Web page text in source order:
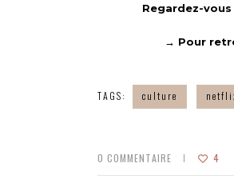
Regardez-vous
→ Pour
TAGS: culture
0 COMMENTAIRE 4